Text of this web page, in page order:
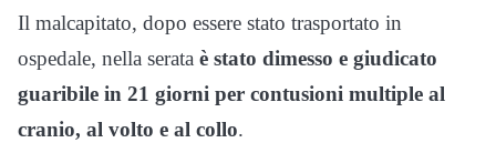
Il malcapitato, dopo essere stato trasportato in
ospedale, nella serata è stato dimesso e giudicato
guaribile in 21 giorni per contusioni multiple al
cranio, al volto e al collo.